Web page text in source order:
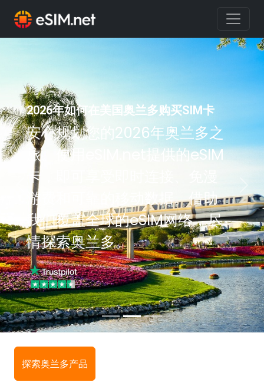
2026年如何在美国奥兰多购买SIM卡
安心规划您的2026年奥兰多之
旅。使用eSIM.net提供的eSIM
卡，即可享受即时连接、免漫
游费和可靠的移动数据。借助
我们覆盖全球的eSIM网络，尽
情探索奥兰多。
Previous Next
探索奥兰多产品